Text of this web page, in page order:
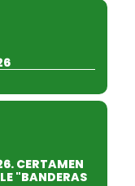
CERTAMEN
"BANDERAS